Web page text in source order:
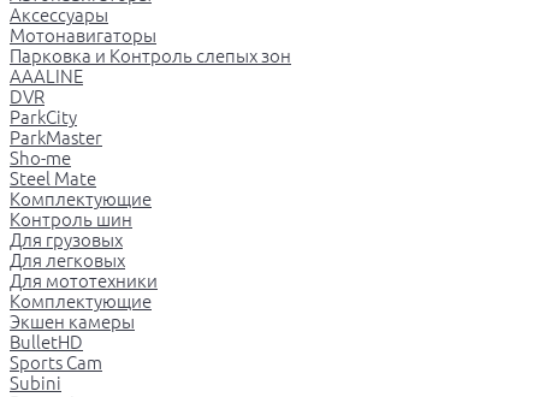
Аксессуары
Мотонавигаторы
Парковка и Контроль слепых зон
AAALINE
DVR
ParkCity
ParkMaster
Sho-me
Steel Mate
Комплектующие
Контроль шин
Для грузовых
Для легковых
Для мототехники
Комплектующие
Экшен камеры
BulletHD
Sports Cam
Subini